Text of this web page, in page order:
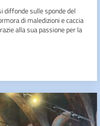
diffonde sulle sponde del
di maledizioni e caccia
alla sua passione per la